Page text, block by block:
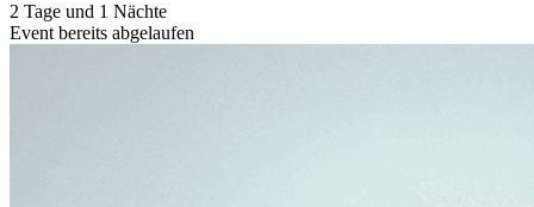
2 Tage und 1 Nächte
Event bereits abgelaufen